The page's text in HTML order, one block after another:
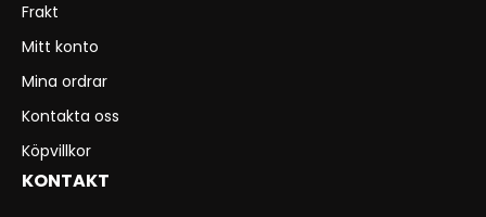
Frakt
Mitt konto
Mina ordrar
Kontakta oss
Köpvillkor
KONTAKT